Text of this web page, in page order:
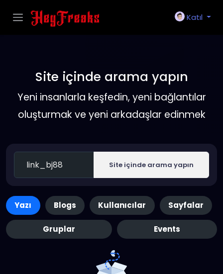
Katıl
Site içinde arama yapın
Yeni insanlarla keşfedin, yeni bağlantılar
oluşturmak ve yeni arkadaşlar edinmek
Site içinde arama yapın
Yazı Blogs Kullanıcılar Sayfalar
Gruplar Events